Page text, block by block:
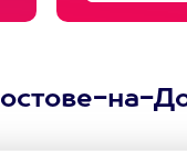
на-